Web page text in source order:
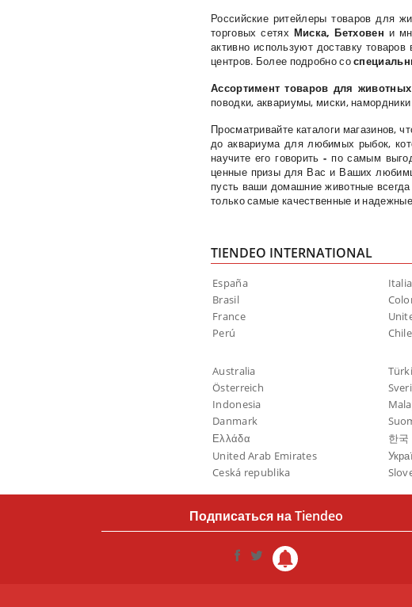
Российские ритейлеры товаров для
торговых сетях Миска, Бетховен и
активно используют доставку
центров. Более подробно со
Ассортимент товаров для животных
поводки, аквариумы, миски,
Просматривайте каталоги магазинов,
до аквариумадля любимых рыбок,
научите его говорить - по самым
ценные призы для Вас и Ваших
пусть ваши домашние животные
только самые качественные и
TIENDEO INTERNATIONAL
España Italia
Brasil
France
Perú
Chile
Australia
Österreich
Indonesia
Danmark
Ελλάδα
한국
United Arab Emirates
Ceská republika
Подписаться на Tiendeo